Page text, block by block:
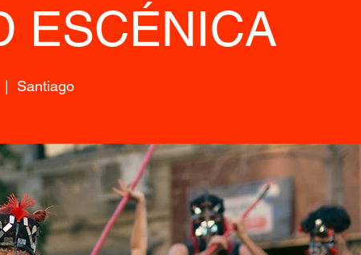
ESCÉNICA
Santiago